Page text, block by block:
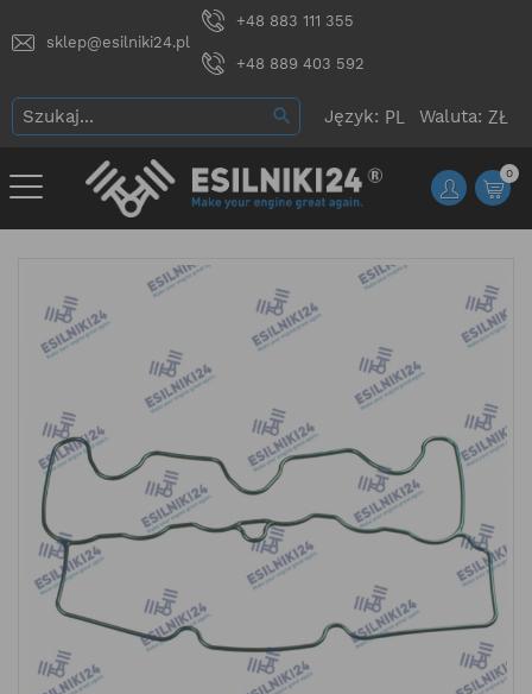
sklep@esilniki24.pl
+48 883 111 355
+48 889 403 592
Język: Waluta:
0